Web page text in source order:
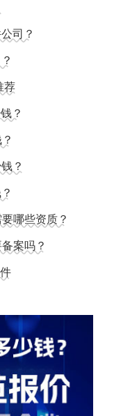
司？
荐
？
？
哪些资质？
案吗？